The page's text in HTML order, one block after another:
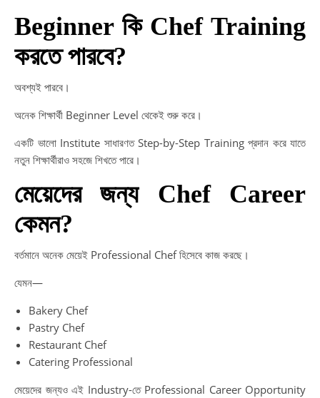
Beginner কি Chef Training
করতে পারবে?
অবশ্যই পারবে।
অনেক শিক্ষার্থী Beginner Level থেকেই শুরু করে।
একটি ভালো Institute সাধারণত Step-by-Step Training প্রদান করে যাতে
নতুন শিক্ষার্থীরাও সহজে শিখতে পারে।
মেয়েদের জন্য Chef Career
কেমন?
বর্তমানে অনেক মেয়েই Professional Chef হিসেবে কাজ করছে।
যেমন—
Bakery Chef
Pastry Chef
Restaurant Chef
Catering Professional
মেয়েদের জন্যও এই Industry-তে Professional Career Opportunity